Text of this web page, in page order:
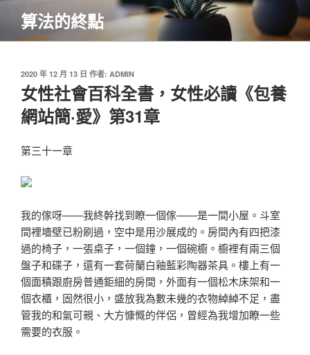
主
算法的終點
發
佈
於
2020 年 12 月 13 日 作者: ADMIN
女性社會百科全書，女性必讀《包養
網站簡·愛》第31章
第三十一章
我的傢呀——我終幹找到瞭一個傢——是一間小屋。斗室
間裡墻壁已粉刷過，空中是用沙展成的。房間內有四把漆
過的椅子，一張桌子，一個鐘，一個碗櫥。櫥裡有兩三個
盤子和碟子，還有一套荷蘭白釉藍彩陶器茶具。樓上有一
個面積跟廚房普通鉅細的房間，外面有一個松木床架和一
個衣櫃，固然很小，盛放我為數未幾的衣物綽綽不足，盡
管我的和氣可親、大方慷慨的伴侶，曾經為我增加瞭一些
需要的衣服。